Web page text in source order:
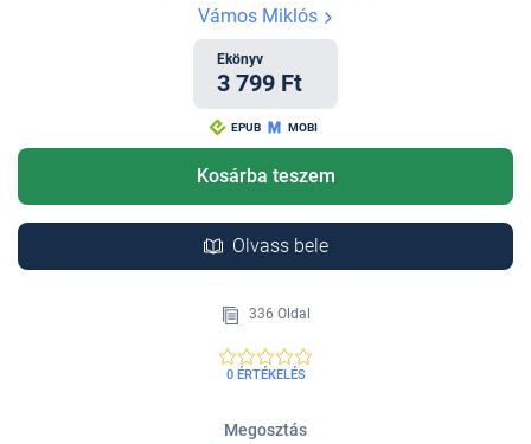
Vámos Miklós
Ekönyv
3 799 Ft
EPUB MOBI
Kosárba teszem
Olvass bele
336 Oldal
0 ÉRTÉKELÉS
Megosztás